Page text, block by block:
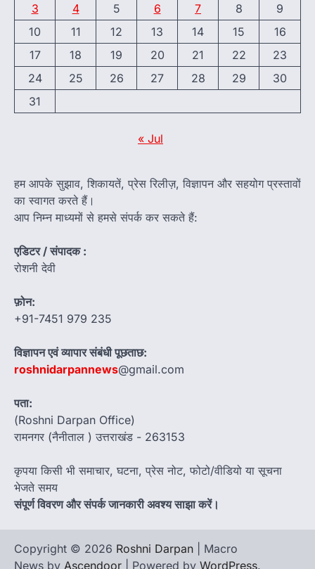
3
4 5 6 7 8
9
10
11 12 13 14 15
16
17
18 19 20 21 22
23
24
25 26 27 28 29
30
31
« Jul
हम आपके सुझाव, शिकायतें, प्रेस रिलीज़, विज्ञापन और सहयोग प्रस्तावों
का स्वागत करते हैं।
आप निम्न माध्यमों से हमसे संपर्क कर सकते हैं:
एडिटर / संपादक :
रोशनी देवी
फ़ोन:
+91-7451 979 235
विज्ञापन एवं व्यापार संबंधी पूछताछ:
roshnidarpannews@gmail.com
पता:
(Roshni Darpan Office)
रामनगर (नैनीताल ) उत्तराखंड - 263153
कृपया किसी भी समाचार, घटना, प्रेस नोट, फोटो/वीडियो या सूचना
भेजते समय
संपूर्ण विवरण और संपर्क जानकारी अवश्य साझा करें।
Copyright © 2026 Roshni Darpan | Macro
News by Ascendoor | Powered by WordPress.